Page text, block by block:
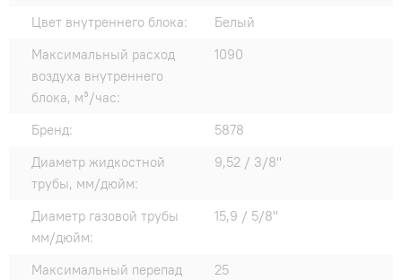
Цвет внутреннего блока:
Белый
Максимальный расход
воздуха внутреннего
блока, м³/час:
1090
Бренд:
5878
Диаметр жидкостной
трубы, мм/дюйм:
9,52 / 3/8"
Диаметр газовой трубы
мм/дюйм:
15,9 / 5/8"
Максимальный перепад
25